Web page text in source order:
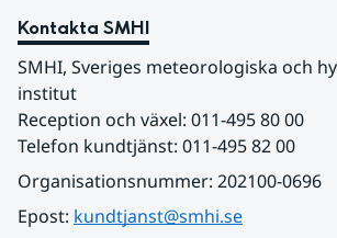
Kontakta SMHI
SMHI, Sveriges meteorologiska och
institut
Reception och växel: 011-495 80 00
Telefon kundtjänst: 011-495 82 00
Organisationsnummer: 202100-0696
Epost: kundtjanst@smhi.se